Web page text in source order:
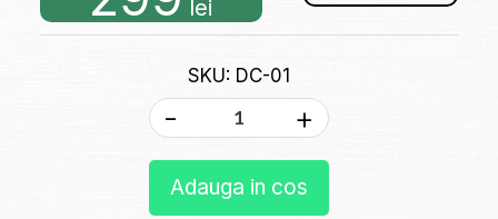
lei
SKU: DC-01
- +
Adauga in cos